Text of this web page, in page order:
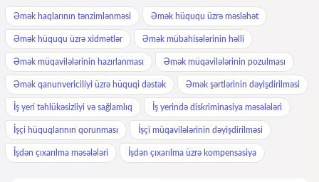
Əmək haqlarının tənzimlənməsi Əmək hüququ üzrə məsləhət
Əmək hüququ üzrə xidmətlər Əmək mübahisələrinin həlli
Əmək müqavilələrinin hazırlanması Əmək müqavilələrinin pozulması
Əmək qanunvericiliyi üzrə hüquqi dəstək Əmək şərtlərinin dəyişdirilməsi
İş yeri təhlükəsizliyi və sağlamlıq İş yerində diskriminasiya məsələləri
İşçi hüquqlarının qorunması İşçi müqavilələrinin dəyişdirilməsi
İşdən çıxarılma məsələləri İşdən çıxarılma üzrə kompensasiya